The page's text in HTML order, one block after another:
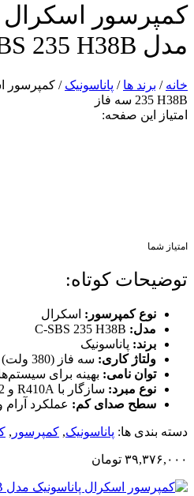
کمپرسور اسکرال
مدل C-SBS 235 H38B سه فاز
خانه / برند ها / پاناسونیک
235 H38B سه فاز
امتیاز این صفحه:
امتیاز شما
توضیحات کوتاه:
نوع کمپرسور: اسکرال
مدل:
برند: پاناسونیک
ولتاژ کاری: سه فاز (380 ولت)
توان نامی: بهینه برای
نوع مبرد: سازگار با R410A و R22
سطح صدای کم: عملکرد آرام
دسته بندی ها: پاناسونیک, کمپرسور ,
۳۹,۳۷۶,۰۰۰ تومان